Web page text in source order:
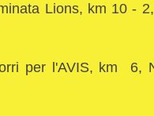
Lions, km 10 -
per l'AVIS, km 6,